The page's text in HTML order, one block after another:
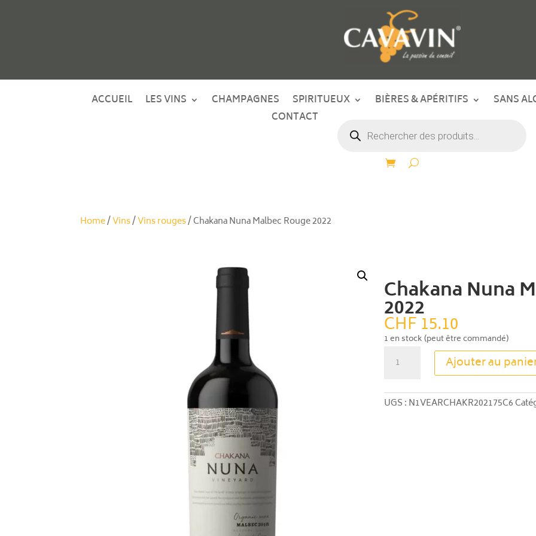
ACCUEIL LES VINS CHAMPAGNES SPIRITUEUX BIÈRES & APÉRITIFS SANS
CONTACT
produits
Home/Vins/Vins rouges/ Chakana Nuna Malbec Rouge 2022
Chakana Nuna
2022
CHF15.10
1 en stock (peut être commandé)
Nuna
Malbec
Ajouter au
UGS : N1VEARCHAKR202175C6